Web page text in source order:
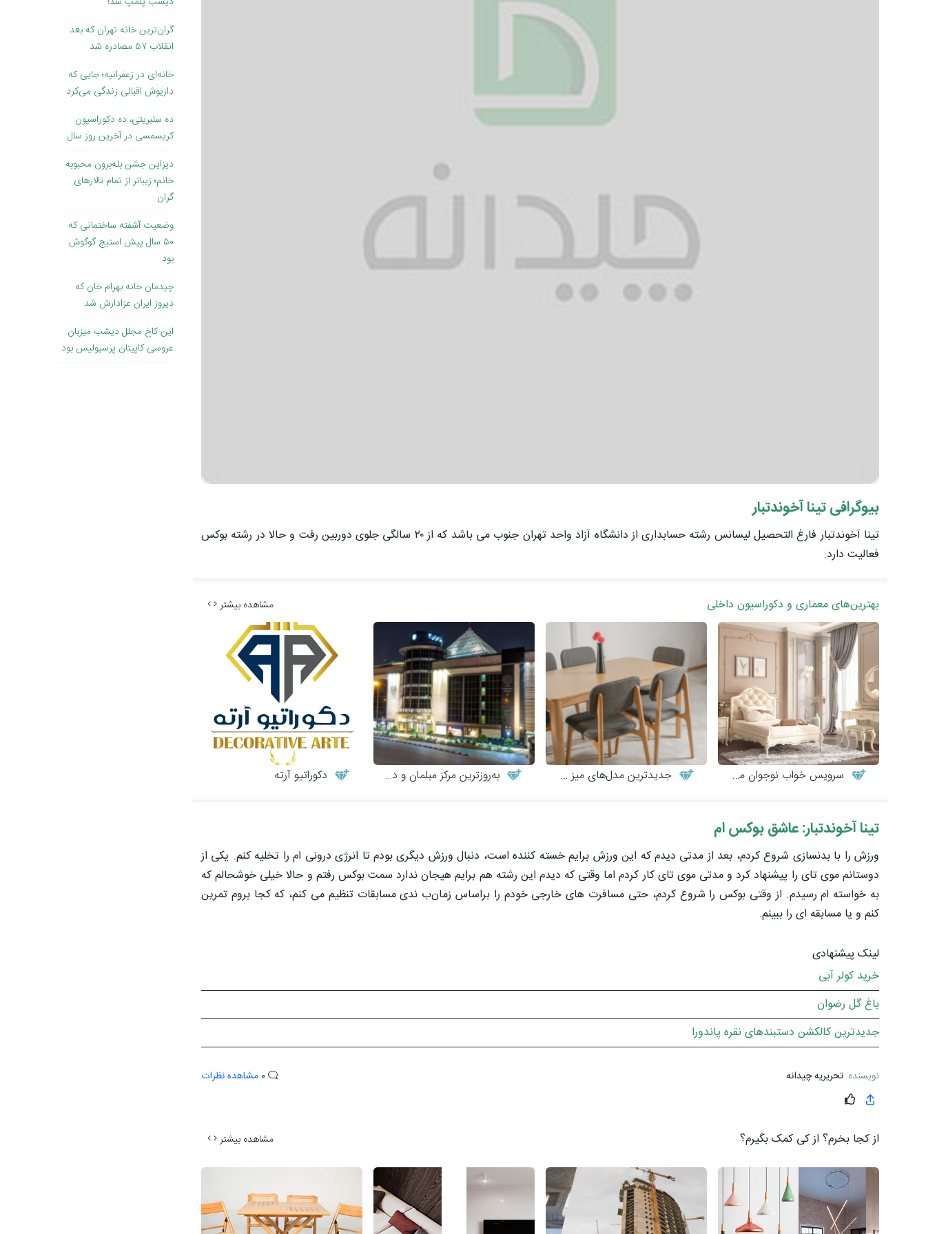
بیوگرافی تینا آخوندتبار
تینا آخوندتبار فارغ التحصیل لیسانس رشته حسابداری از دانشگاه آزاد واحد تهران جنوب می باشد که از ۲۰ سالگی جلوی دوربین رفت و حالا در رشته بوکس
فعالیت دارد.
بهترین‌های معماری و دکوراسیون داخلی مشاهده بیشتر
سرویس خواب نوجوان مدل کاترینا جدیدترین مدل‌های میز و صندلی چوبی مدرن به‌روزترین مرکز مبلمان و دکوراسیون دکوراتیو آرته
تینا آخوندتبار: عاشق بوکس ام
ورزش را با بدنسازی شروع کردم، بعد از مدتی دیدم که این ورزش برایم خسته‌ کننده است، دنبال ورزش دیگری بودم تا انرژی درونی‌ ام را تخلیه کنم. یکی از
دوستانم موی‌ تای را پیشنهاد کرد و مدتی موی‌ تای ‌کار کردم اما وقتی که دیدم این رشته هم برایم هیجان ندارد سمت بوکس رفتم و حالا خیلی خوشحالم که
به خواسته‌ ام رسیدم. از وقتی بوکس را شروع کردم، حتی مسافرت‌ های خارجی خودم را براساس زمان‌ب ندی مسابقات تنظیم می‌ کنم، که کجا بروم تمرین
کنم و یا مسابقه‌ ای را ببینم.
لینک پیشنهادی
خرید کولر آبی
باغ گل رضوان
جدیدترین کالکشن دستبندهای نقره پاندورا
نویسنده: تحریریه چیدانه مشاهده نظرات
از کجا بخرم؟ از کی کمک بگیرم؟ مشاهده بیشتر
گران‌ترین خانه تهران که بعد
انقلاب ۵۷ مصادره شد
خانه‌ای در زعفرانیه؛ جایی که
داریوش اقبالی زندگی می‌کرد
ده سلبریتی، ده دکوراسیون
کریسمسی در آخرین روز سال
دیزاین جشن بله‌برون محبوبه
خانم؛ زیباتر از تمام تالارهای
گران
وضعیت آشفته ساختمانی که
۵۰ سال پیش استیج گوگوش
بود
چیدمان خانه بهرام خان که
دیروز ایران عزادارش شد
این کاخ مجلل دیشب میزبان
عروسی کاپیتان پرسپولیس بود